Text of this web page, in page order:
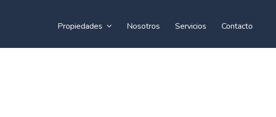
Propiedades Nosotros Servicios Contacto